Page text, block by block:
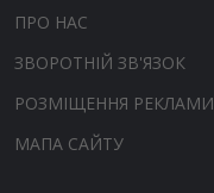
ПРО НАС
ЗВОРОТНІЙ ЗВ'ЯЗОК
РОЗМІЩЕННЯ РЕКЛАМИ
МАПА САЙТУ